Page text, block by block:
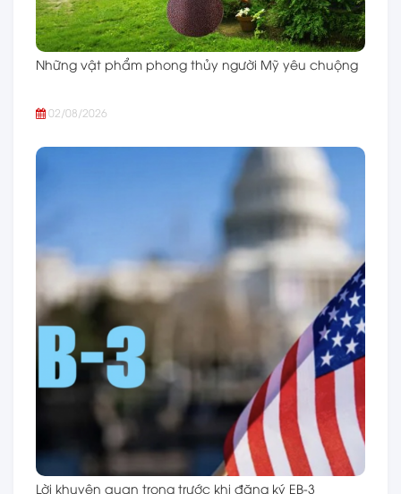
Những vật phẩm phong thủy người Mỹ yêu chuộng
02/08/2026
Lời khuyên quan trọng trước khi đăng ký EB-3